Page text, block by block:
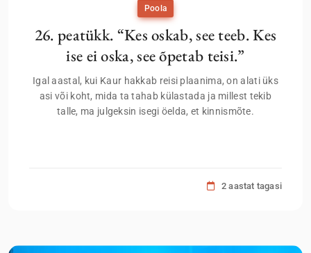
Poola
26. peatükk. “Kes oskab, see teeb. Kes
ise ei oska, see õpetab teisi.”
Igal aastal, kui Kaur hakkab reisi plaanima, on alati üks
asi või koht, mida ta tahab külastada ja millest tekib
talle, ma julgeksin isegi öelda, et kinnismõte.
2 aastat tagasi